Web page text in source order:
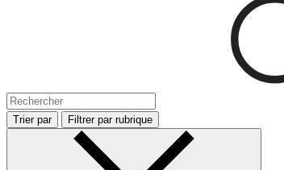
Trier par Filtrer par rubrique